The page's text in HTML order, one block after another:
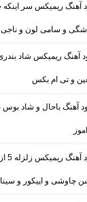
آهنگ ریمیکس سر
شگی و سامی لون و
آهنگ ریمیکس شاد
و تی ام بکس
آهنگ باحال و شاد
چاوشی و اپیکور و سینا